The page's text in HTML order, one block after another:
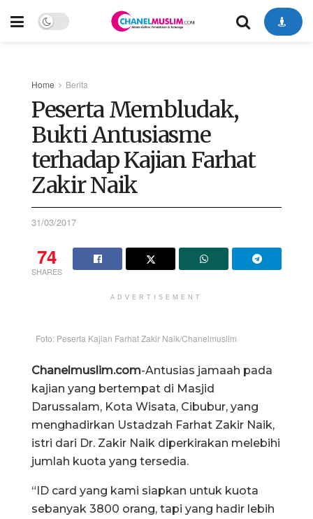
Home Berita
Peserta Membludak,
Bukti Antusiasme
terhadap Kajian Farhat
Zakir Naik
31/03/2017
74
SHARES
ADVERTISEMENT
Foto: Peserta Kajian Farhat Zakir Naik/Chanelmuslim
Chanelmuslim.com-Antusias jamaah pada
kajian yang bertempat di Masjid
Darussalam, Kota Wisata, Cibubur, yang
menghadirkan Ustadzah Farhat Zakir Naik,
istri dari Dr. Zakir Naik diperkirakan melebihi
jumlah kuota yang tersedia.
“ID card yang kami siapkan untuk kuota
sebanyak 3800 orang, tapi yang hadir lebih